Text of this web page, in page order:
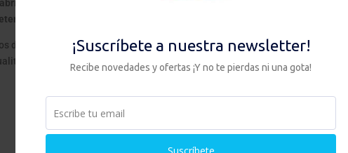
con cerámica de 0,5 micras, baño de plata ionizada y un sólido
impurezas, bacterias, metales pesados, cloro, etc.
de Doctor Agua son fabricados bajo las más prestigiosas certificaciones
Certification. Más información
aquí